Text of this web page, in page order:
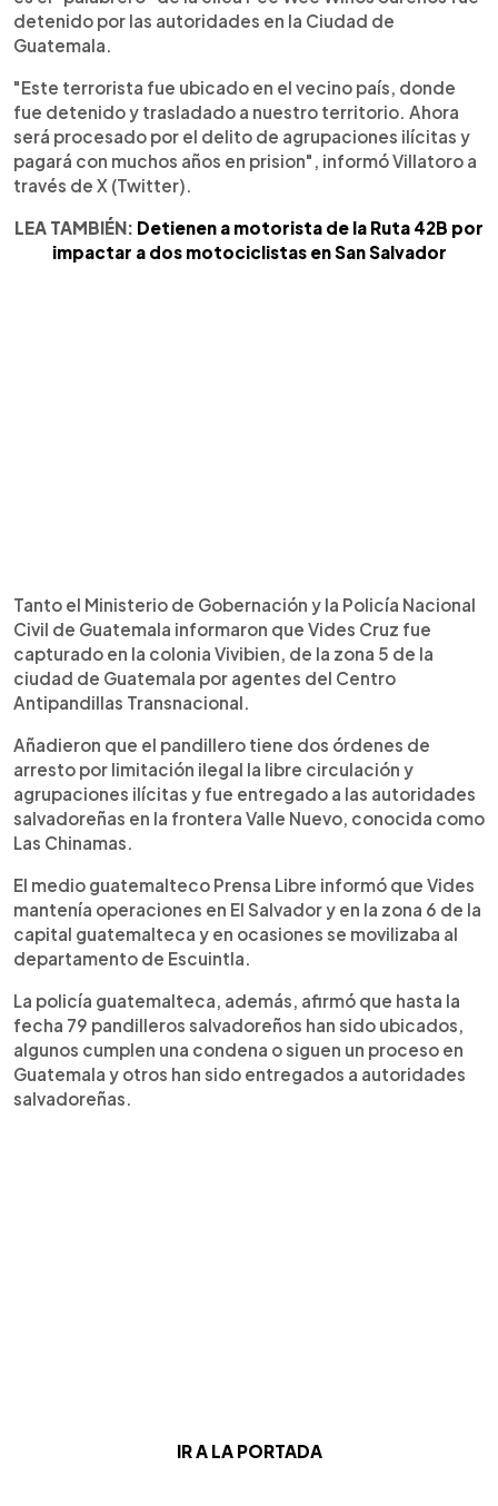
detenido por las autoridades en la Ciudad de
Guatemala.
"Este terrorista fue ubicado en el vecino país, donde
fue detenido y trasladado a nuestro territorio. Ahora
será procesado por el delito de agrupaciones ilícitas y
pagará con muchos años en prision", informó Villatoro a
través de X (Twitter).
LEA TAMBIÉN: Detienen a motorista de la Ruta 42B por
impactar a dos motociclistas en San Salvador
Tanto el Ministerio de Gobernación y la Policía Nacional
Civil de Guatemala informaron que Vides Cruz fue
capturado en la colonia Vivibien, de la zona 5 de la
ciudad de Guatemala por agentes del Centro
Antipandillas Transnacional.
Añadieron que el pandillero tiene dos órdenes de
arresto por limitación ilegal la libre circulación y
agrupaciones ilícitas y fue entregado a las autoridades
salvadoreñas en la frontera Valle Nuevo, conocida como
Las Chinamas.
El medio guatemalteco Prensa Libre informó que Vides
mantenía operaciones en El Salvador y en la zona 6 de la
capital guatemalteca y en ocasiones se movilizaba al
departamento de Escuintla.
La policía guatemalteca, además, afirmó que hasta la
fecha 79 pandilleros salvadoreños han sido ubicados,
algunos cumplen una condena o siguen un proceso en
Guatemala y otros han sido entregados a autoridades
salvadoreñas.
IR A LA PORTADA